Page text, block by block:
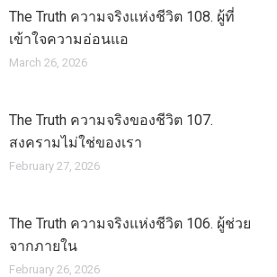
The Truth ความจริงแห่งชีวิต 108. ผู้ที่
เข้าใจความอ่อนแอ
March 26, 2026
The Truth ความจริงของชีวิต 107.
สงครามไม่ใช่ของเรา
February 27, 2026
The Truth ความจริงแห่งชีวิต 106. ผู้ช่วย
จากภายใน
February 26, 2026